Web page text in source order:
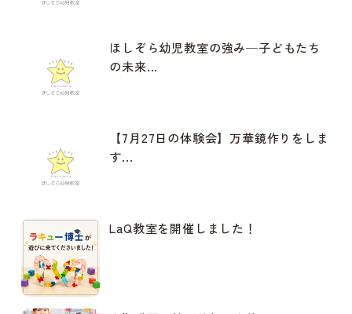
ほしぞら幼児教室の強み─子どもたち
の未来...
【7月27日の体験会】万華鏡作りをしま
す...
LaQ教室を開催しました！